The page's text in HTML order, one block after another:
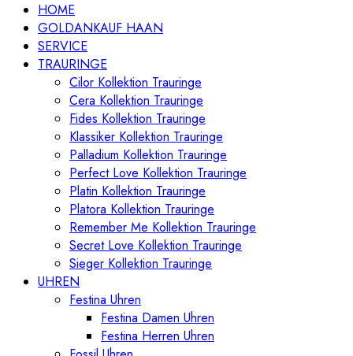
HOME
GOLDANKAUF HAAN
SERVICE
TRAURINGE
Cilor Kollektion Trauringe
Cera Kollektion Trauringe
Fides Kollektion Trauringe
Klassiker Kollektion Trauringe
Palladium Kollektion Trauringe
Perfect Love Kollektion Trauringe
Platin Kollektion Trauringe
Platora Kollektion Trauringe
Remember Me Kollektion Trauringe
Secret Love Kollektion Trauringe
Sieger Kollektion Trauringe
UHREN
Festina Uhren
Festina Damen Uhren
Festina Herren Uhren